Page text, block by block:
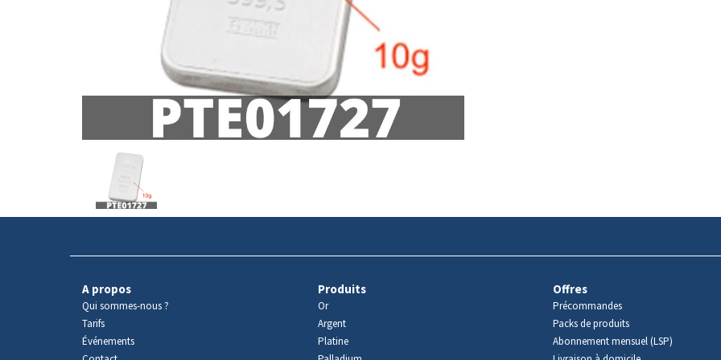
produit
A propos
Qui sommes-nous ?
Tarifs
Événements
Produits
Or
Argent
Platine
Offres
Précommandes
Packs de produits
Abonnement mensuel (LSP)